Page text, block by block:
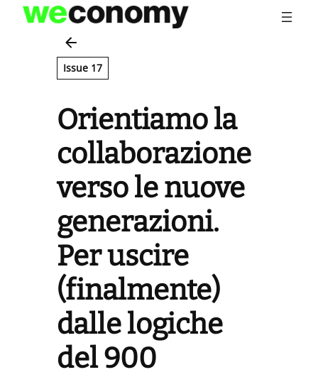
Vai
contenuto
Issue 17
Orientiamo la
collaborazione
verso le nuove
generazioni.
Per uscire
(finalmente)
dalle logiche
del 900